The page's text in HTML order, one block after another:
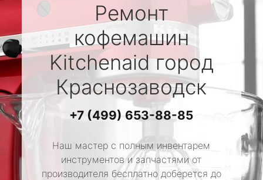
Ремонт
кофемашин
Kitchenaidгород
Краснозаводск
+7 (499) 653-88-85
Наш мастер с полным инвентарем
инструментов и запчастями от
производителя бесплатно доберется до